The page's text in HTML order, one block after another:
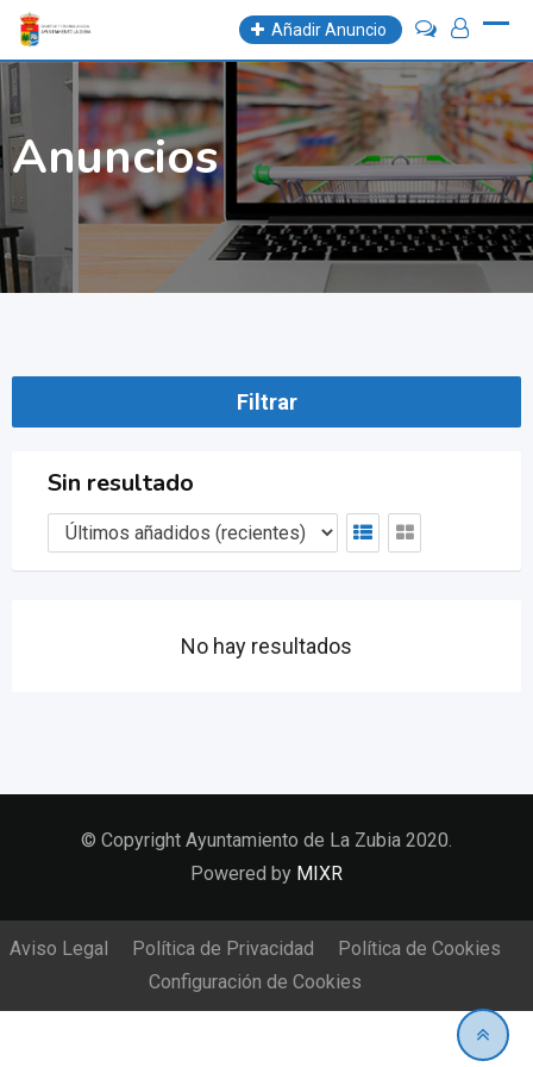
Skip
content
Añadir Anuncio
Anuncios
Filtrar
Sin resultado
No hay resultados
© Copyright Ayuntamiento de La Zubia 2020.
Powered by MIXR
Aviso Legal Política de Privacidad
Política de Cookies
Configuración de Cookies